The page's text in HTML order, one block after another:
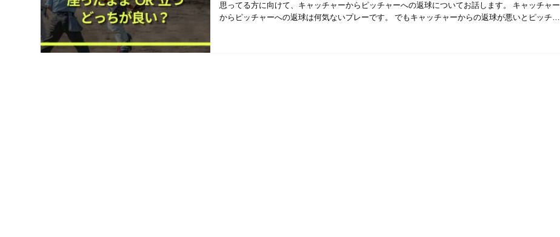
思ってる方に向けて、キャッチャーからピッチャーへの返球についてお話します。 キャッチャー
からピッチャーへの返球は何気ないプレーです。 でもキャッチャーからの返球が悪いとピッチャ